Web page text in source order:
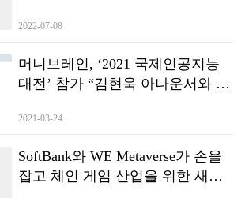
2022-07-08
머니브레인, ‘2021 국제인공지능
대전’ 참가 “김현욱 아나운서와 김
2021-03-24
SoftBank와 WE Metaverse가 손을
잡고 체인 게임 산업을 위한 새로